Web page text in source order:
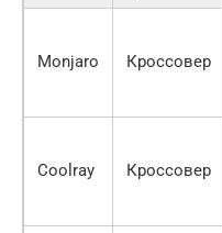
Monjaro Кроссовер
Coolray Кроссовер